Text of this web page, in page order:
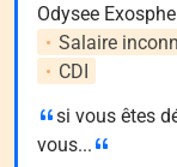
Odysee
Salaire
CDI
si vous êtes
vous...